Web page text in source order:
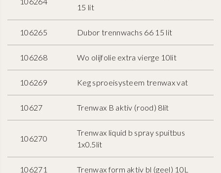
15 lit
106265 Dubor trennwachs 66 15 lit
106268 Wo olijfolie extra vierge 10lit
106269 Keg sproeisysteem trenwax vat
10627 Trenwax B aktiv (rood) 8lit
106270
Trenwax liquid b spray spuitbus
1x0.5lit
106271 Trenwax form aktiv bl (geel) 10L